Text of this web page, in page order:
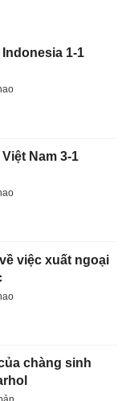
1-1
Nam 3-1
việc xuất ngoại
chàng sinh